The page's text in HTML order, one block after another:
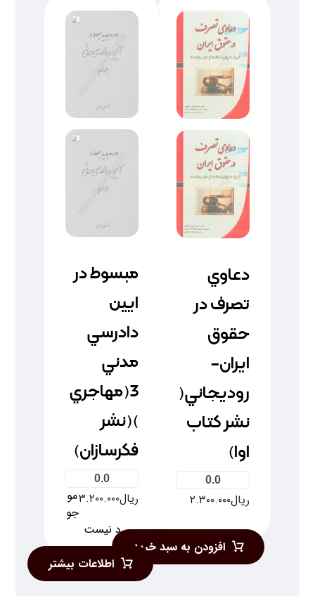
دعاوي
تصرف در
حقوق
ايران-
روديجاني(
نشر کتاب
اوا)
0.0
ریال۲.۳۰۰.۰۰۰
افزودن به سبد خرید
مبسوط در
ايين
دادرسي
مدني
3(مهاجري
)(نشر
فکرسازان)
0.0
ریال۳.۲۰۰.۰۰۰مو
جو
د نیست
اطلاعات بیشتر